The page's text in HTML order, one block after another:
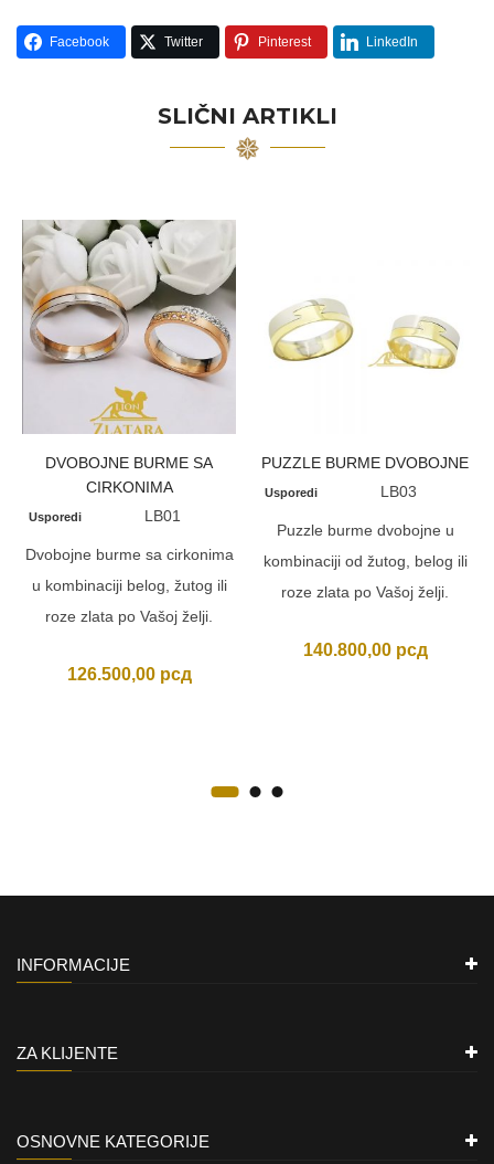
Facebook Twitter Pinterest LinkedIn
SLIČNI ARTIKLI
DVOBOJNE BURME SA
CIRKONIMA
Usporedi LB01
Dvobojne burme sa cirkonima
u kombinaciji belog, žutog ili
roze zlata po Vašoj želji.
126.500,00 рсд
PUZZLE BURME DVOBOJNE
Usporedi LB03
Puzzle burme dvobojne u
kombinaciji od žutog, belog ili
roze zlata po Vašoj želji.
140.800,00 рсд
INFORMACIJE
ZA KLIJENTE
OSNOVNE KATEGORIJE